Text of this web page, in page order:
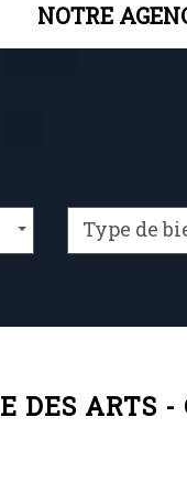
NOTRE
Type de
DES ARTS